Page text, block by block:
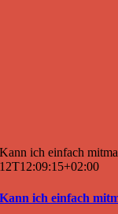
Kann ich einfach
12T12:09:15+02:00
Kann ich einfach